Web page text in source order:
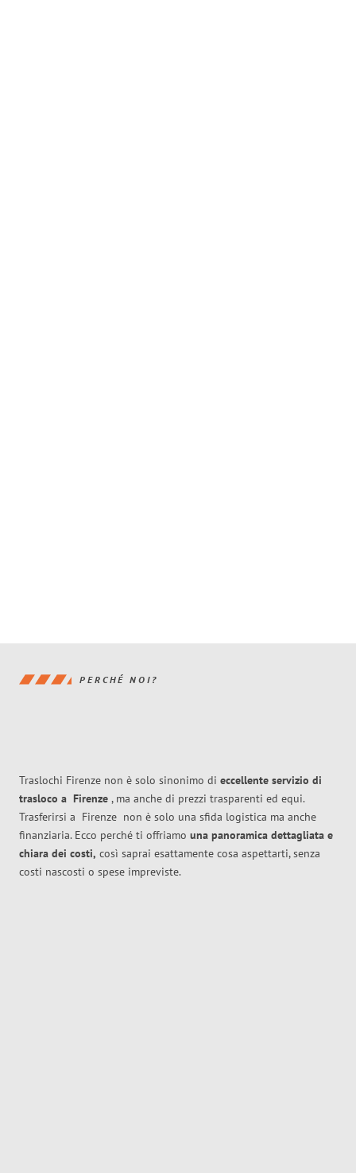
PERCHÉ NOI?
Traslochi Firenze non è solo sinonimo di eccellente servizio di
trasloco a Firenze , ma anche di prezzi trasparenti ed equi.
Trasferirsi a Firenze non è solo una sfida logistica ma anche
finanziaria. Ecco perché ti offriamo una panoramica dettagliata e
chiara dei costi, così saprai esattamente cosa aspettarti, senza
costi nascosti o spese impreviste.